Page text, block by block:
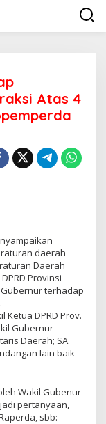
Atas 4
daerah
Daerah
Provinsi
terhadap
Ketua DPRD Prov.
Gubernur
Daerah; SA.
lain baik
Wakil Gubenur
pertanyaan,
sbb: